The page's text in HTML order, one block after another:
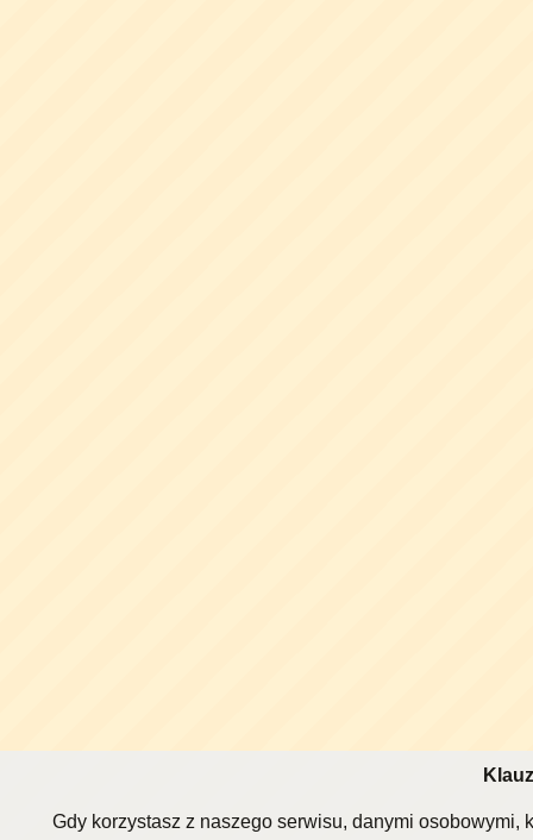
Gdy korzystasz z naszego serwisu, danymi osobowymi,